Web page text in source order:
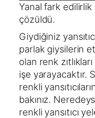
Yanal fark
çözüldü.
Giydiğiniz
parlak giysilerin
olan renk
işe yarayacaktır.
renkli
bakınız.
renkli yansıtıcı